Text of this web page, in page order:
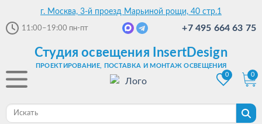
г. Москва, 3-й проезд Марьиной рощи, 40 стр.1
11:00–19:00 пн-пт +7 495 664 63 75
Студия освещения InsertDesign
ПРОЕКТИРОВАНИЕ, ПОСТАВКА И МОНТАЖ ОСВЕЩЕНИЯ
0
0